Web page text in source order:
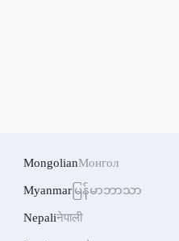
MongolianМонгол
Myanmar မြန်မာဘာသာ
Nepaliनेपाली